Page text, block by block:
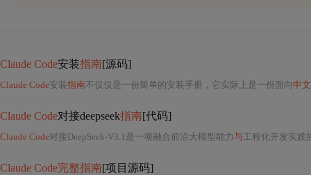
Claude Code安装指南[源码]
Claude Code安装指南不仅仅是一份简单的安装手册，它实际上是一份面向中文
Claude Code对接deepseek指南[代码]
Claude Code对接DeepSeek-V3.1是一项融合前沿大模型能力与工程化开发实践的重要技术
Claude Code完整指南[项目源码]